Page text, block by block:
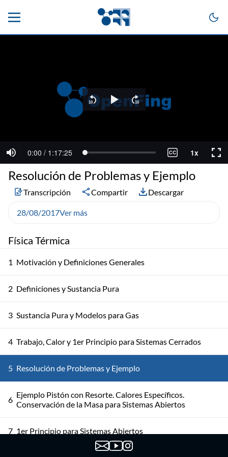
Física Térmica
1 Motivación y Definiciones Generales
2 Definiciones y Sustancia Pura
3 Sustancia Pura y Modelos para Gas
4 Trabajo, Calor y 1er Principio para Sistemas Cerrados
5 Resolución de Problemas y Ejemplo
6 Ejemplo Pistón con Resorte. Calores Específicos.
Conservación de la Masa para Sistemas Abiertos
7 1er Principio para Sistemas Abiertos
Resolución de Problemas y Ejemplo
Transcripción Compartir Descargar
28/08/2017Ver más